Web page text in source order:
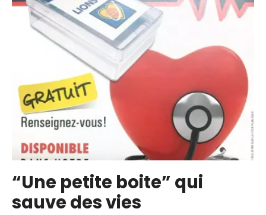
vie
est
“Une petite boite” qui
sauve des vies